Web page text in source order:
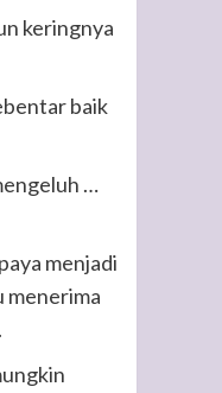
keringnya
baik
…
menjadi
menerima